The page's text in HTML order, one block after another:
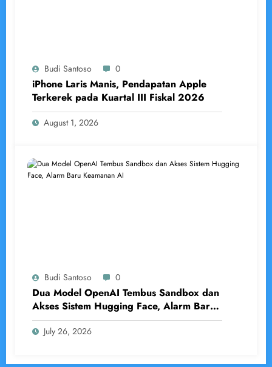
Budi Santoso 0
iPhone Laris Manis, Pendapatan Apple
Terkerek pada Kuartal III Fiskal 2026
August 1, 2026
Budi Santoso 0
Dua Model OpenAI Tembus Sandbox dan
Akses Sistem Hugging Face, Alarm Baru
Keamanan AI
July 26, 2026